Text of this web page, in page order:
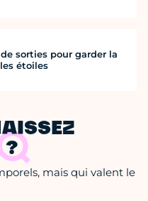
sorties pour garder la
étoiles
?
mais qui valent le